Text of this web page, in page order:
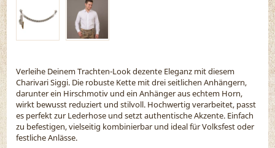
Verleihe Deinem Trachten-Look dezente Eleganz mit diesem
Charivari Siggi. Die robuste Kette mit drei seitlichen Anhängern,
darunter ein Hirschmotiv und ein Anhänger aus echtem Horn,
wirkt bewusst reduziert und stilvoll. Hochwertig verarbeitet, passt
es perfekt zur Lederhose und setzt authentische Akzente. Einfach
zu befestigen, vielseitig kombinierbar und ideal für Volksfest oder
festliche Anlässe.